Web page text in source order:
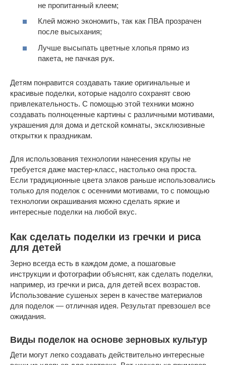
не пропитанный клеем;
Клей можно экономить, так как ПВА прозрачен
после высыхания;
Лучше высыпать цветные хлопья прямо из
пакета, не пачкая рук.
Детям понравится создавать такие оригинальные и
красивые поделки, которые надолго сохранят свою
привлекательность. С помощью этой техники можно
создавать полноценные картины с различными мотивами,
украшения для дома и детской комнаты, эксклюзивные
открытки к праздникам.
Для использования технологии нанесения крупы не
требуется даже мастер-класс, настолько она проста.
Если традиционные цвета злаков раньше использовались
только для поделок с осенними мотивами, то с помощью
технологии окрашивания можно сделать яркие и
интересные поделки на любой вкус.
Как сделать поделки из гречки и риса
для детей
Зерно всегда есть в каждом доме, а пошаговые
инструкции и фотографии объяснят, как сделать поделки,
например, из гречки и риса, для детей всех возрастов.
Использование сушеных зерен в качестве материалов
для поделок — отличная идея. Результат превзошел все
ожидания.
Виды поделок на основе зерновых культур
Дети могут легко создавать действительно интересные